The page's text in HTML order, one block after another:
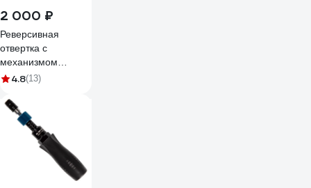
2 000 ₽
Реверсивная
отвертка с
механизмом
SmartPush GROSS
4.8(13)